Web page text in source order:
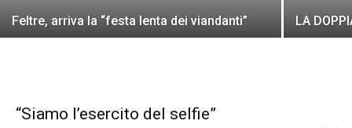
Feltre, arriva la “festa lenta dei viandanti” LA
“Siamo l’esercito del selfie”